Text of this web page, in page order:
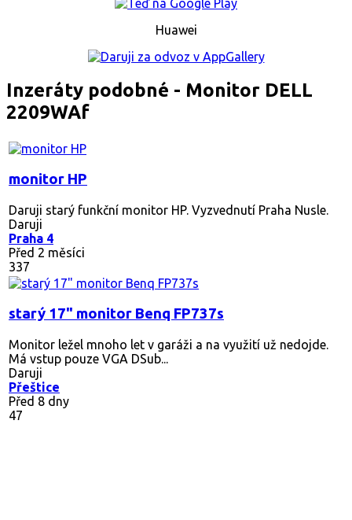
Huawei
Inzeráty podobné - Monitor DELL
2209WAf
monitor HP
Daruji starý funkční monitor HP. Vyzvednutí Praha Nusle.
Daruji
Praha 4
Před 2 měsíci
337
starý 17" monitor Benq FP737s
Monitor ležel mnoho let v garáži a na využití už nedojde.
Má vstup pouze VGA DSub...
Daruji
Přeštice
Před 8 dny
47